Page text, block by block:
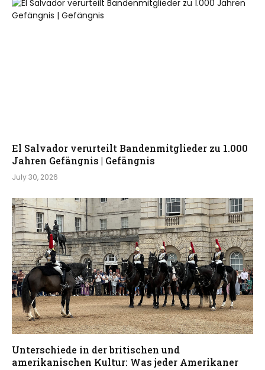
El Salvador verurteilt Bandenmitglieder zu 1.000
Jahren Gefängnis | Gefängnis
July 30, 2026
Unterschiede in der britischen und
amerikanischen Kultur: Was jeder Amerikaner